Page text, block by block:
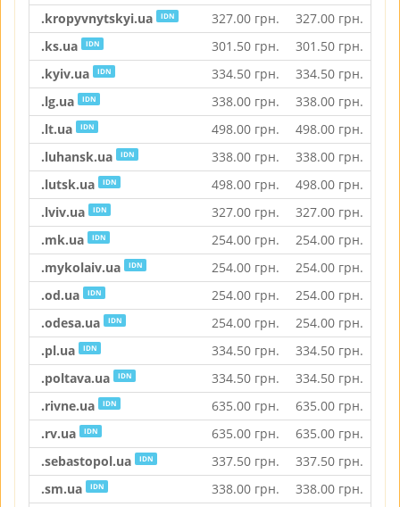
.kropyvnytskyi.ua
IDN 327.00 грн. 327.00 грн.
.ks.ua
IDN 301.50 грн. 301.50 грн.
.kyiv.ua
IDN 334.50 грн. 334.50 грн.
.lg.ua
IDN 338.00 грн. 338.00 грн.
.lt.ua
IDN 498.00 грн. 498.00 грн.
.luhansk.ua
IDN 338.00 грн. 338.00 грн.
.lutsk.ua
IDN 498.00 грн. 498.00 грн.
.lviv.ua
IDN 327.00 грн. 327.00 грн.
.mk.ua
IDN 254.00 грн. 254.00 грн.
.mykolaiv.ua
IDN 254.00 грн. 254.00 грн.
.od.ua
IDN 254.00 грн. 254.00 грн.
.odesa.ua
IDN 254.00 грн. 254.00 грн.
.pl.ua
IDN 334.50 грн. 334.50 грн.
.poltava.ua
IDN 334.50 грн. 334.50 грн.
.rivne.ua
IDN 635.00 грн. 635.00 грн.
.rv.ua
IDN 635.00 грн. 635.00 грн.
.sebastopol.ua
IDN 337.50 грн. 337.50 грн.
.sm.ua
IDN 338.00 грн. 338.00 грн.